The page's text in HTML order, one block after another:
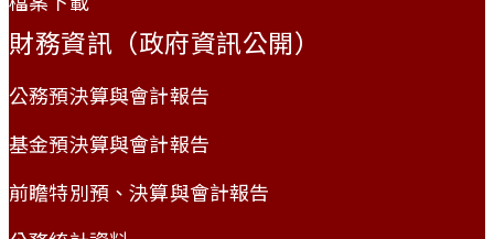
財務資訊（政府資訊公開）
公務預決算與會計報告
基金預決算與會計報告
前瞻特別預、決算與會計報告